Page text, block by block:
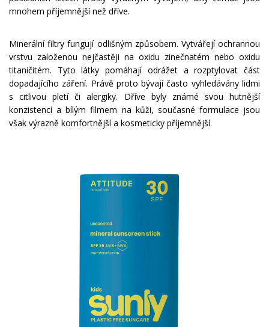
mnohem příjemnější než dříve.
Minerální filtry fungují odlišným způsobem. Vytvářejí ochrannou
vrstvu založenou nejčastěji na oxidu zinečnatém nebo oxidu
titaničitém. Tyto látky pomáhají odrážet a rozptylovat část
dopadajícího záření. Právě proto bývají často vyhledávány lidmi
s citlivou pletí či alergiky. Dříve byly známé svou hutnější
konzistencí a bílým filmem na kůži, současné formulace jsou
však výrazně komfortnější a kosmeticky příjemnější.